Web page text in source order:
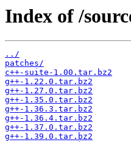
Index of /
../
patches/
c++-suite-1.00.tar.bz2
g++-1.22.0.tar.bz2
g++-1.27.0.tar.bz2
g++-1.35.0.tar.bz2
g++-1.36.3.tar.bz2
g++-1.36.4.tar.bz2
g++-1.37.0.tar.bz2
g++-1.39.0.tar.bz2